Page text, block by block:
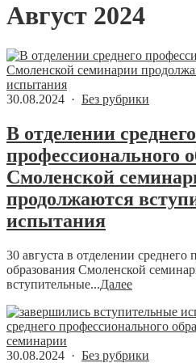
Август 2024
30.08.2024 · Без рубрики
В отделении среднего
профессионального
Смоленской
продолжаются
испытания
30 августа в отделении среднего
образования Смоленской
вступительные...Далее
30.08.2024 · Без рубрики